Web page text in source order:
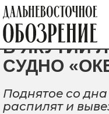
В ЯКУТИИ
СУДНО
Поднятое со
распилят и